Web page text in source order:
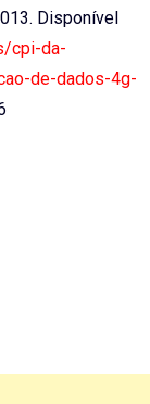
Disponível
cpi-da-
de-dados-4g-